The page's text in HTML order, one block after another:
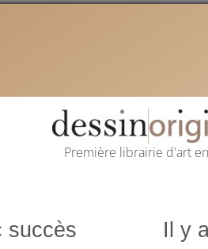
Première librairie d'art
succès Il y